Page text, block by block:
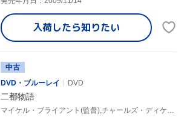
入荷したら知りたい
中古
DVD・ブルーレイ
DVD
二都物語